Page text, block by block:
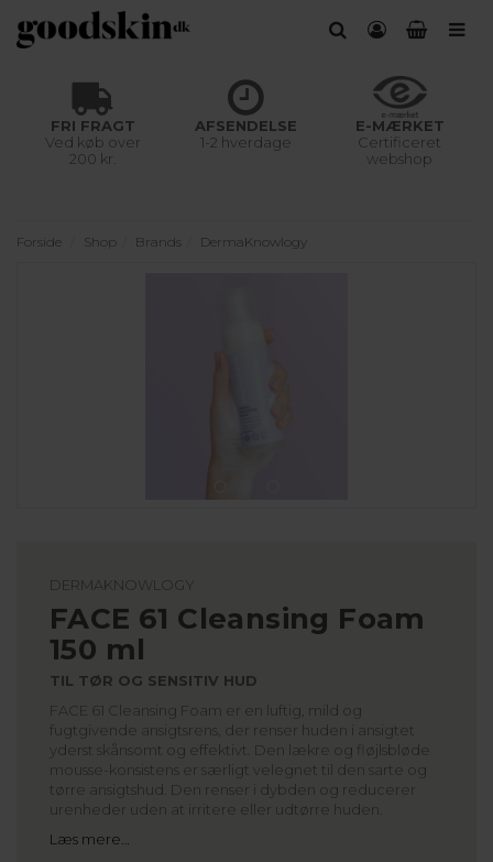
FRI FRAGT
Ved køb over
200 kr.
AFSENDELSE
1-2 hverdage
E-MÆRKET
Certificeret
webshop
Forside Shop Brands DermaKnowlogy
DERMAKNOWLOGY
FACE 61 Cleansing Foam
150 ml
TIL TØR OG SENSITIV HUD
FACE 61 Cleansing Foam er en luftig, mild og
fugtgivende ansigtsrens, der renser huden i ansigtet
yderst skånsomt og effektivt. Den lækre og fløjlsbløde
mousse-konsistens er særligt velegnet til den sarte og
tørre ansigtshud. Den renser i dybden og reducerer
urenheder uden at irritere eller udtørre huden.
Læs mere…